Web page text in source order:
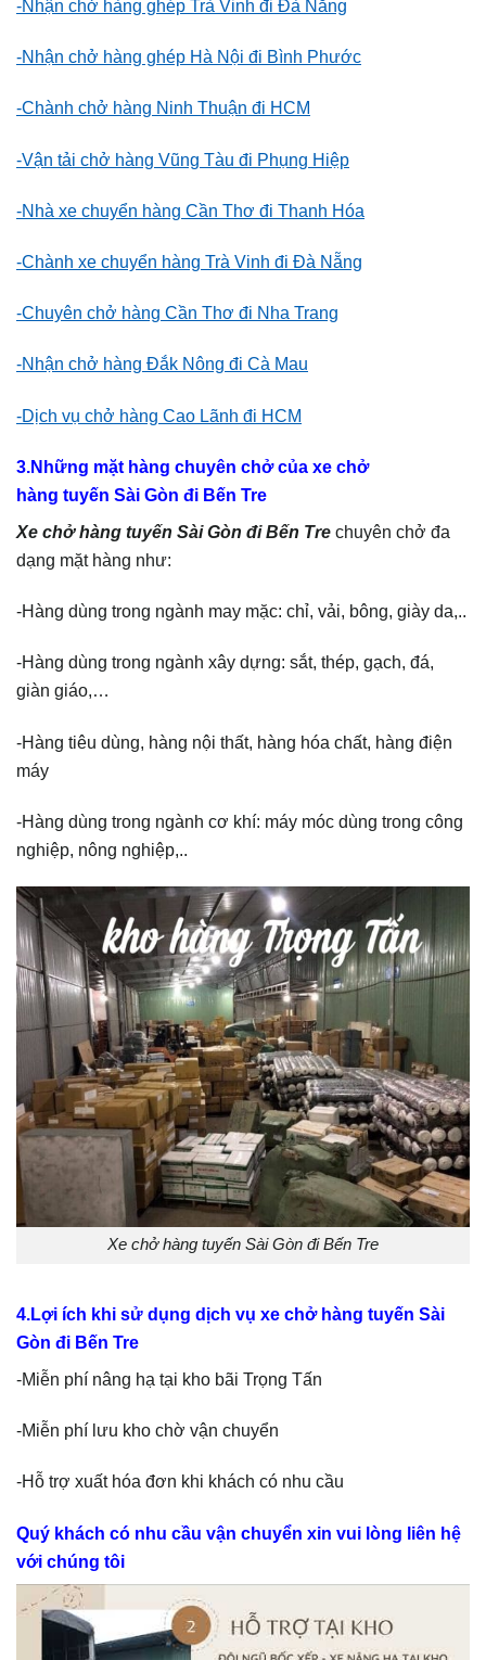
-Nhận chở hàng ghép Trà Vinh đi Đà Nẵng
-Nhận chở hàng ghép Hà Nội đi Bình Phước
-Chành chở hàng Ninh Thuận đi HCM
-Vận tải chở hàng Vũng Tàu đi Phụng Hiệp
-Nhà xe chuyển hàng Cần Thơ đi Thanh Hóa
-Chành xe chuyển hàng Trà Vinh đi Đà Nẵng
-Chuyên chở hàng Cần Thơ đi Nha Trang
-Nhận chở hàng Đắk Nông đi Cà Mau
-Dịch vụ chở hàng Cao Lãnh đi HCM
3.Những mặt hàng chuyên chở của xe chở
hàng tuyến Sài Gòn đi Bến Tre
Xe chở hàng tuyến Sài Gòn đi Bến Tre chuyên chở đa
dạng mặt hàng như:
-Hàng dùng trong ngành may mặc: chỉ, vải, bông, giày da,..
-Hàng dùng trong ngành xây dựng: sắt, thép, gạch, đá,
giàn giáo,…
-Hàng tiêu dùng, hàng nội thất, hàng hóa chất, hàng điện
máy
-Hàng dùng trong ngành cơ khí: máy móc dùng trong công
nghiệp, nông nghiệp,..
Xe chở hàng tuyến Sài Gòn đi Bến Tre
4.Lợi ích khi sử dụng dịch vụ xe chở hàng tuyến Sài
Gòn đi Bến Tre
-Miễn phí nâng hạ tại kho bãi Trọng Tấn
-Miễn phí lưu kho chờ vận chuyển
-Hỗ trợ xuất hóa đơn khi khách có nhu cầu
Quý khách có nhu cầu vận chuyển xin vui lòng liên hệ
với chúng tôi